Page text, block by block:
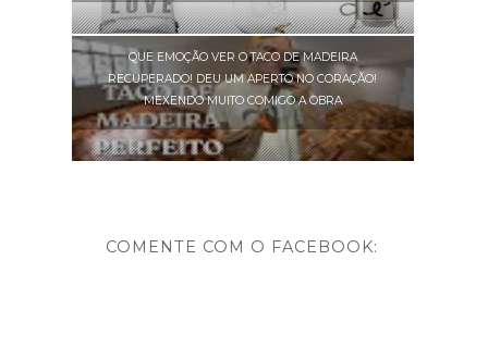
QUE EMOÇÃO VER O TACO DE MADEIRA
RECUPERADO! DEU UM APERTO NO CORAÇÃO!
MEXENDO MUITO COMIGO A OBRA
COMENTE COM O FACEBOOK: